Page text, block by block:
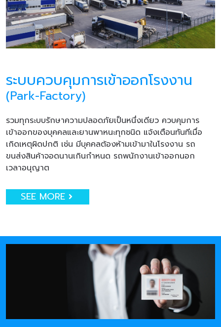
ระบบควบคุมการเข้าออกโรงงาน
(Park-Factory)
รวมทุกระบบรักษาความปลอดภัยเป็นหนึ่งเดียว ควบคุมการ
เข้าออกของบุคคลและยานพาหนะทุกชนิด แจ้งเตือนทันทีเมื่อ
เกิดเหตุผิดปกติ เช่น มีบุคคลต้องห้ามเข้ามาในโรงงาน รถ
ขนส่งสินค้าจอดนานเกินกำหนด รถพนักงานเข้าออกนอก
เวลาอนุญาต
SEE MORE